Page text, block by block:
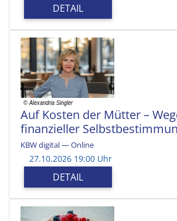
DETAIL
Auf Kosten der Mütter –
finanzieller
KBW digital — Online
27.10.2026 19:00 Uhr
DETAIL